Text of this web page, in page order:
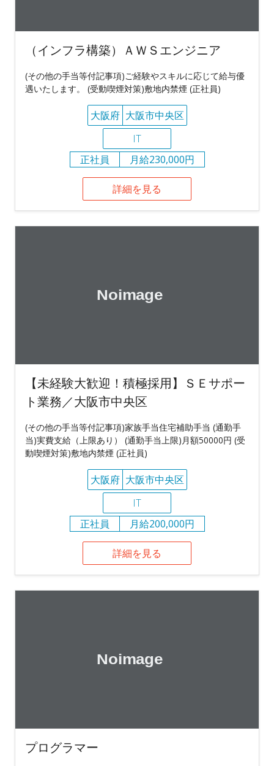
（インフラ構築）ＡＷＳエンジニア
(その他の手当等付記事項)ご経験やスキルに応じて給与優
遇いたします。 (受動喫煙対策)敷地内禁煙 (正社員)
大阪府 大阪市中央区
IT
正社員
月給230,000円
詳細を見る
【未経験大歓迎！積極採用】ＳＥサポー
ト業務／大阪市中央区
(その他の手当等付記事項)家族手当住宅補助手当 (通勤手
当)実費支給（上限あり） (通勤手当上限)月額50000円 (受
動喫煙対策)敷地内禁煙 (正社員)
大阪府 大阪市中央区
IT
正社員
月給200,000円
詳細を見る
プログラマー